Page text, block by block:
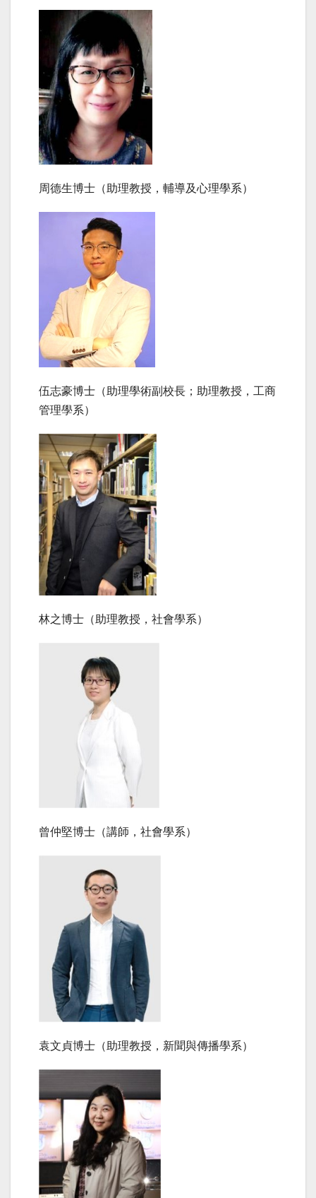
周德生博士（助理教授，輔導及心理學系）
伍志豪博士（助理學術副校長；助理教授，工商
管理學系）
林之博士（助理教授，社會學系）
曾仲堅博士（講師，社會學系）
袁文貞博士（助理教授，新聞與傳播學系）